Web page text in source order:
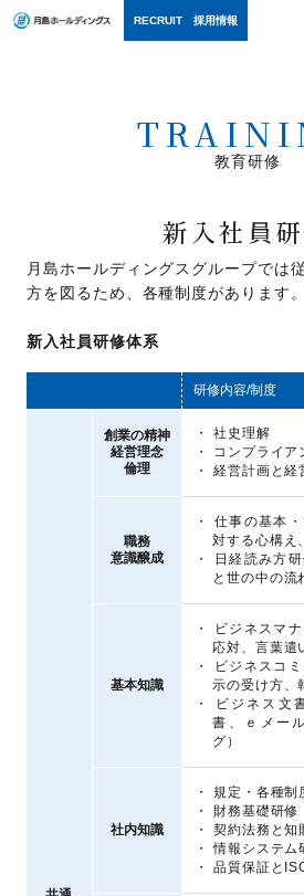
RECRUIT 採用情報
教育研修
新入社員
月島ホールディングスグループでは
方を図るため、各種制度があります。
新入社員研修体系
研修内容/制度
創業の精神
経営理念
倫理
社史理解
コンプライア
経営計画と経
職務
意識醸成
仕事の基本
対する心構え
日経読み方
と世の中の流
基本知識
ビジネスマ
応対、言葉遣
ビジネスコ
示の受け方、
ビジネス文
書、ｅメー
グ）
社内知識
規定・各種制
財務基礎研修
契約法務と知
情報システム
品質保証と